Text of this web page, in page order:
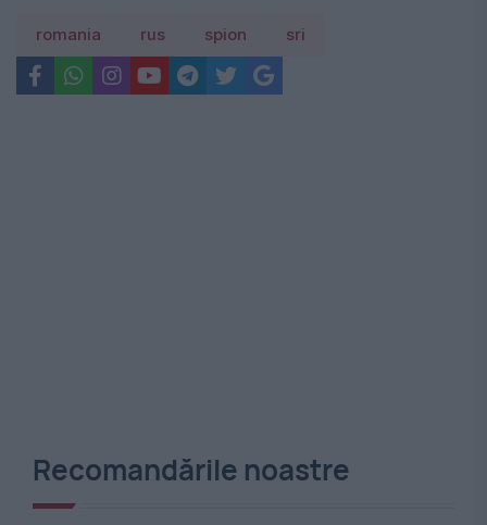
romania rus spion sri
Recomandările noastre